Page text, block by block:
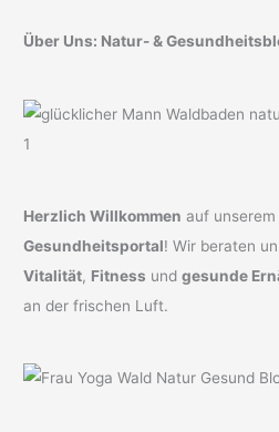
Über Uns: Natur- &
Herzlich Willkommen auf unserem
Gesundheitsportal! Wir beraten
Vitalität, Fitness undgesunde
an der frischen Luft.